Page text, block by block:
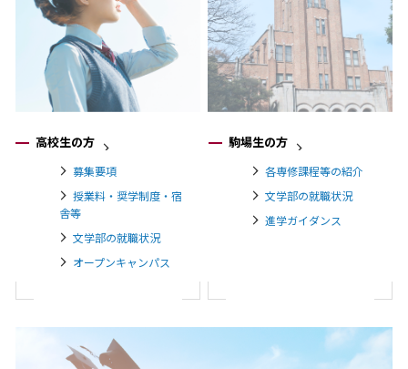
高校生の方
募集要項
授業料・奨学制度・宿
舎等
文学部の就職状況
オープンキャンパス
駒場生の方
各専修課程等の紹介
文学部の就職状況
進学ガイダンス